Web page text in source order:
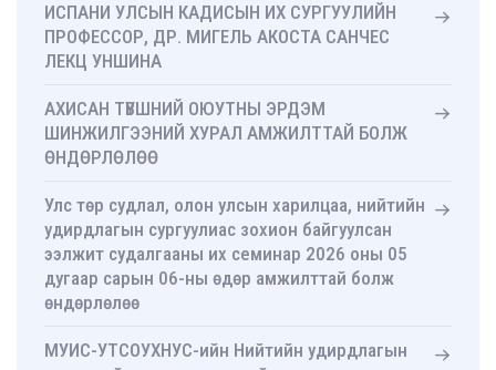
ИСПАНИ УЛСЫН КАДИСЫН ИХ СУРГУУЛИЙН
ПРОФЕССОР, ДР. МИГЕЛЬ АКОСТА САНЧЕС
ЛЕКЦ УНШИНА
АХИСАН ТҮВШНИЙ ОЮУТНЫ ЭРДЭМ
ШИНЖИЛГЭЭНИЙ ХУРАЛ АМЖИЛТТАЙ БОЛЖ
ӨНДӨРЛӨЛӨӨ
Улс төр судлал, олон улсын харилцаа, нийтийн
удирдлагын сургуулиас зохион байгуулсан
ээлжит судалгааны их семинар 2026 оны 05
дугаар сарын 06-ны өдөр амжилттай болж
өндөрлөлөө
МУИС-УТСОУХНУС-ийн Нийтийн удирдлагын